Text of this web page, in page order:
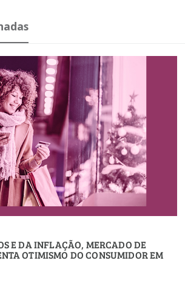
E DA INFLAÇÃO, MERCADO DE
OTIMISMO DO CONSUMIDOR EM